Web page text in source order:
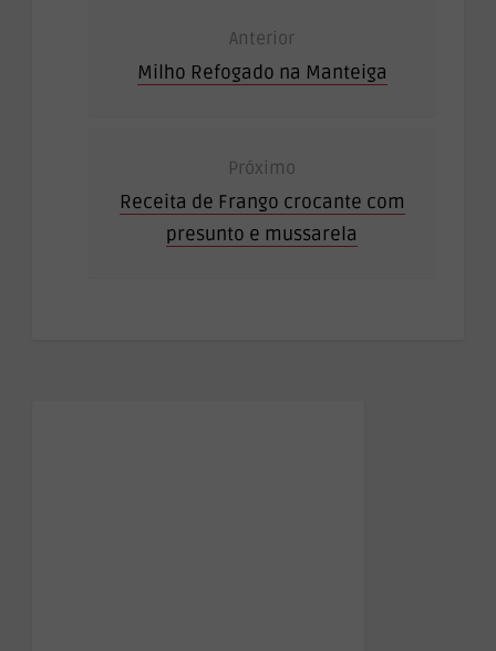
Anterior
Milho Refogado na Manteiga
Próximo
Receita de Frango crocante com
presunto e mussarela